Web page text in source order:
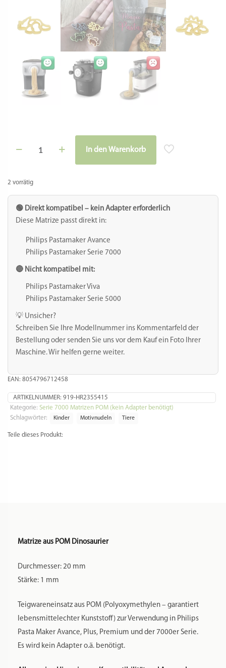
2 vorrätig
POM
für
Pastamaker
Avance
In den Warenkorb
🟢 Direkt kompatibel – kein Adapter erforderlich
Diese Matrize passt direkt in:
Philips Pastamaker Avance
Philips Pastamaker Serie 7000
🔴 Nicht kompatibel mit:
Philips Pastamaker Viva
Philips Pastamaker Serie 5000
💡 Unsicher?
Schreiben Sie Ihre Modellnummer ins Kommentarfeld der
Bestellung oder senden Sie uns vor dem Kauf ein Foto Ihrer
Maschine. Wir helfen gerne weiter.
EAN: 8054796712458
ARTIKELNUMMER: 919-HR2355415
Kategorie: Serie 7000 Matrizen POM (kein Adapter benötigt)
Schlagwörter:
Kinder Motivnudeln Tiere
Teile dieses Produkt:
Durchmesser: 20 mm
Teigwareneinsatz aus POM (Polyoxymethylen – garantiert
lebensmittelechter Kunststoff) zur Verwendung in Philips
Pasta Maker Avance, Plus, Premium und der 7000er Serie.